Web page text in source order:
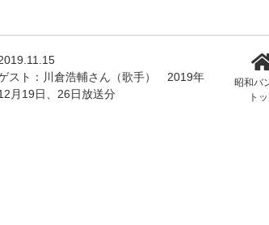
スト：川倉浩輔さん（歌手） 2019年
月19日、26日放送分
昭和バ
ト